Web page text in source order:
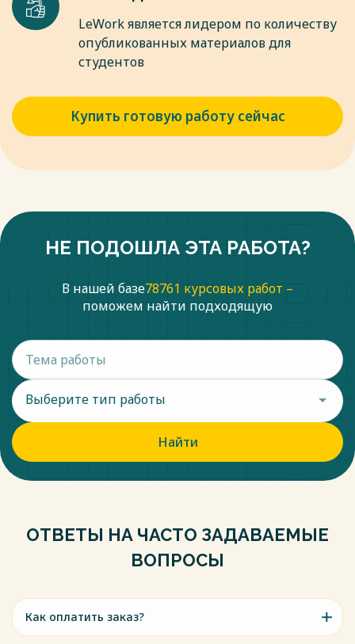
LeWork является лидером по количеству
опубликованных материалов для
студентов
Купить готовую работу сейчас
НЕ ПОДОШЛА ЭТА РАБОТА?
В нашей базе78761 курсовых работ –
поможем найти подходящую
Выберите тип работы
Найти
ОТВЕТЫ НА ЧАСТО ЗАДАВАЕМЫЕ
ВОПРОСЫ
Как оплатить заказ?